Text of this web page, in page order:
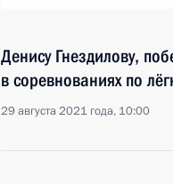
Денису Гнездилову,
в соревнованиях по
29 августа 2021 года, 10:00